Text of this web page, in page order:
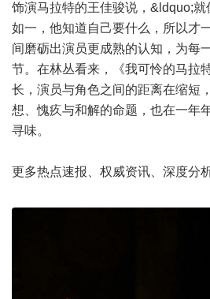
饰演马拉特的王佳骏说，&ldquo;
如一，他知道自己要什么，所以才
间磨砺出演员更成熟的认知，为每
节。在林丛看来，《我可怜的马拉
长，演员与角色之间的距离在缩短
想、愧疚与和解的命题，也在一年
寻味。
更多热点速报、权威资讯、深度分